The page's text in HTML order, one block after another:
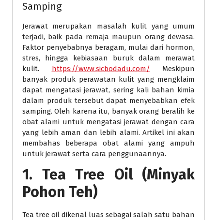
Samping
Jerawat merupakan masalah kulit yang umum
terjadi, baik pada remaja maupun orang dewasa.
Faktor penyebabnya beragam, mulai dari hormon,
stres, hingga kebiasaan buruk dalam merawat
kulit. https://www.sicbodadu.com/ Meskipun
banyak produk perawatan kulit yang mengklaim
dapat mengatasi jerawat, sering kali bahan kimia
dalam produk tersebut dapat menyebabkan efek
samping. Oleh karena itu, banyak orang beralih ke
obat alami untuk mengatasi jerawat dengan cara
yang lebih aman dan lebih alami. Artikel ini akan
membahas beberapa obat alami yang ampuh
untuk jerawat serta cara penggunaannya.
1. Tea Tree Oil (Minyak
Pohon Teh)
Tea tree oil dikenal luas sebagai salah satu bahan